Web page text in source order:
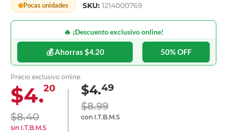
Pocas unidades SKU:1214000769
🔥 ¡Descuento exclusivo online!
💰 Ahorras $4.20 50% OFF
Precio exclusivo online:
$4.20
$8.40
sin I.T.B.M.S
$4.49
$8.99
con I.T.B.M.S